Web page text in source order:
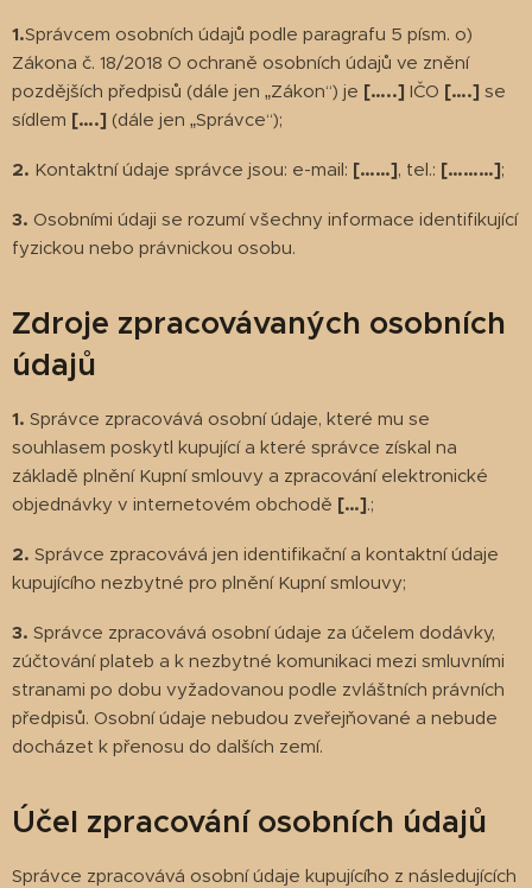
1.Správcem osobních údajů podle paragrafu 5 písm. o)
Zákona č. 18/2018 O ochraně osobních údajů ve znění
pozdějších předpisů (dále jen „Zákon“) je […..] IČO [….] se
sídlem [….] (dále jen „Správce“);
2. Kontaktní údaje správce jsou: e-mail: [……], tel.: [………];
3. Osobními údaji se rozumí všechny informace identifikující
fyzickou nebo právnickou osobu.
Zdroje zpracovávaných osobních
údajů
1. Správce zpracovává osobní údaje, které mu se
souhlasem poskytl kupující a které správce získal na
základě plnění Kupní smlouvy a zpracování elektronické
objednávky v internetovém obchodě […].;
2. Správce zpracovává jen identifikační a kontaktní údaje
kupujícího nezbytné pro plnění Kupní smlouvy;
3. Správce zpracovává osobní údaje za účelem dodávky,
zúčtování plateb a k nezbytné komunikaci mezi smluvními
stranami po dobu vyžadovanou podle zvláštních právních
předpisů. Osobní údaje nebudou zveřejňované a nebude
docházet k přenosu do dalších zemí.
Účel zpracování osobních údajů
Správce zpracovává osobní údaje kupujícího z následujících